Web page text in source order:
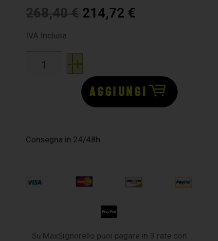
268,40€ 214,72 €
IVA Inclusa
-+
AGGIUNGI
Consegna in 24/48h
Su MaxSignorello puoi pagare in 3 rate con